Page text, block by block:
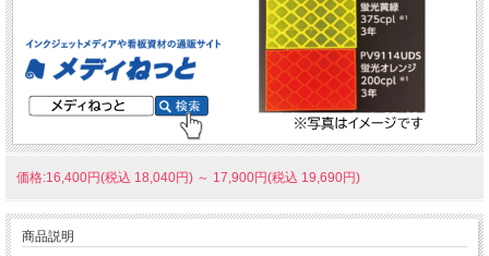
価格:16,400円(税込 18,040円) ～ 17,900円(税込 19,690円)
商品説明